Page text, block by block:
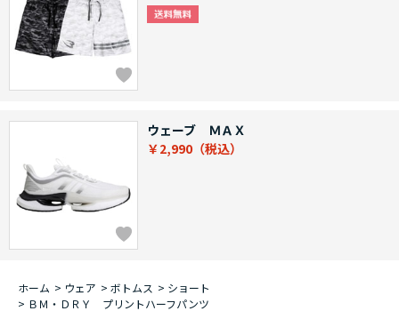
ウェーブ ＭＡＸ
￥2,990
ホーム > ウェア > ボトムス > ショート
> ＢＭ・ＤＲＹ プリントハーフパンツ